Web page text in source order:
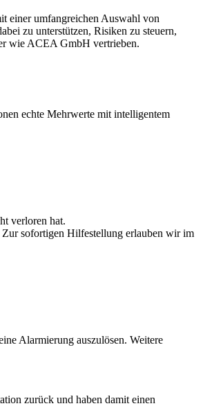
einer umfangreichen Auswahl von
zu unterstützen, Risiken zu steuern,
wie ACEA GmbH vertrieben.
echte Mehrwerte mit intelligentem
verloren hat.
Zur sofortigen Hilfestellung erlauben wir im
Alarmierung auszulösen. Weitere
zurück und haben damit einen